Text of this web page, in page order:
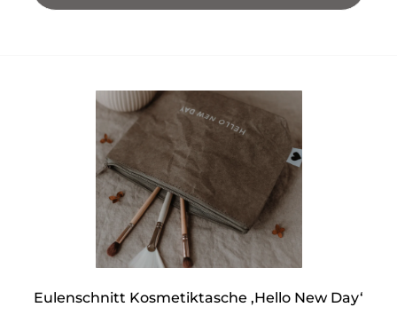
Eulenschnitt Kosmetiktasche ‚Hello New Day‘